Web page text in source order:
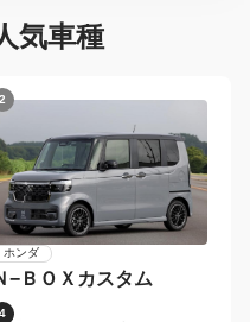
気車種
2
ホンダ
−ＢＯＸカスタム
4